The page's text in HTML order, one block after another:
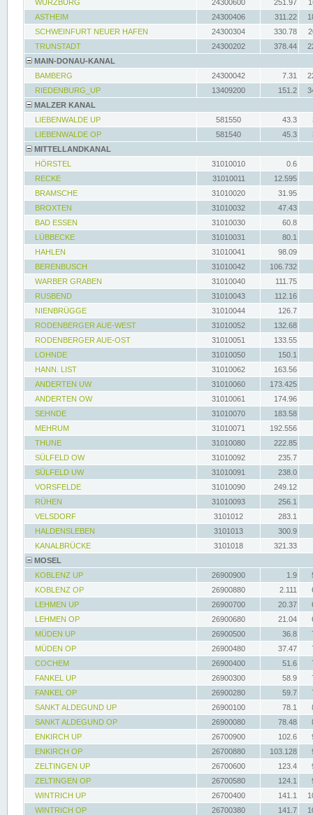
WÜRZBURG 24300600 251.97
ASTHEIM
24300406 311.22
SCHWEINFURT NEUER HAFEN
24300304 330.78
TRUNSTADT
24300202 378.44
MAIN-DONAU-KANAL
BAMBERG
24300042 7.31
RIEDENBURG_UP
13409200 151.2
MALZER KANAL
LIEBENWALDE UP
581550 43.3
LIEBENWALDE OP
581540 45.3
MITTELLANDKANAL
HÖRSTEL
31010010
0.6
RECKE
31010011
12.595
BRAMSCHE
31010020
31.95
BROXTEN
31010032
47.43
BAD ESSEN
31010030
60.8
LÜBBECKE
31010031
80.1
HAHLEN
31010041
98.09
BERENBUSCH
31010042
106.732
WARBER GRABEN
31010040
111.75
RUSBEND
31010043
112.16
NIENBRÜGGE
31010044
126.7
RODENBERGER AUE-WEST
31010052
132.68
RODENBERGER AUE-OST
31010051
133.55
LOHNDE
31010050
150.1
HANN. LIST
31010062
163.56
ANDERTEN UW
31010060
173.425
ANDERTEN OW
31010061
174.96
SEHNDE
31010070
183.58
MEHRUM
31010071
192.556
THUNE
31010080
222.85
SÜLFELD OW
31010092
235.7
SÜLFELD UW
31010091
238.0
VORSFELDE
31010090
249.12
RÜHEN
31010093
256.1
VELSDORF
3101012
283.1
HALDENSLEBEN
3101013
300.9
KANALBRÜCKE
3101018
321.33
MOSEL
KOBLENZ UP
26900900 1.9
KOBLENZ OP
26900880 2.111
LEHMEN UP
26900700 20.37
LEHMEN OP
26900680 21.04
MÜDEN UP
26900500 36.8
MÜDEN OP
26900480 37.47
COCHEM
26900400 51.6
FANKEL UP
26900300 58.9
FANKEL OP
26900280 59.7
SANKT ALDEGUND UP
26900100 78.1
SANKT ALDEGUND OP
26900080 78.48
ENKIRCH UP
26700900 102.6
ENKIRCH OP
26700880 103.128
ZELTINGEN UP
26700600 123.4
ZELTINGEN OP
26700580 124.1
WINTRICH UP
26700400 141.1
WINTRICH OP
26700380 141.7